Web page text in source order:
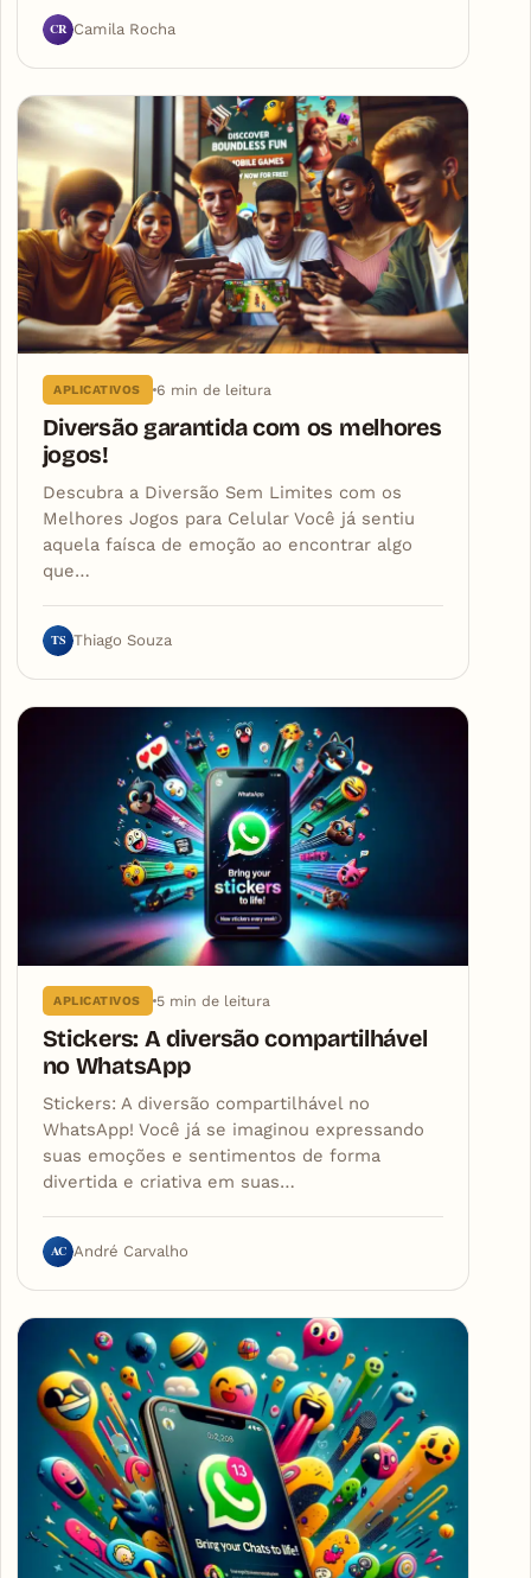
CR Camila Rocha
APLICATIVOS 6 min de leitura
Diversão garantida com os melhores
jogos!
Descubra a Diversão Sem Limites com os
Melhores Jogos para Celular Você já sentiu
aquela faísca de emoção ao encontrar algo
que…
TS Thiago Souza
APLICATIVOS 5 min de leitura
Stickers: A diversão compartilhável
no WhatsApp
Stickers: A diversão compartilhável no
WhatsApp! Você já se imaginou expressando
suas emoções e sentimentos de forma
divertida e criativa em suas…
AC André Carvalho